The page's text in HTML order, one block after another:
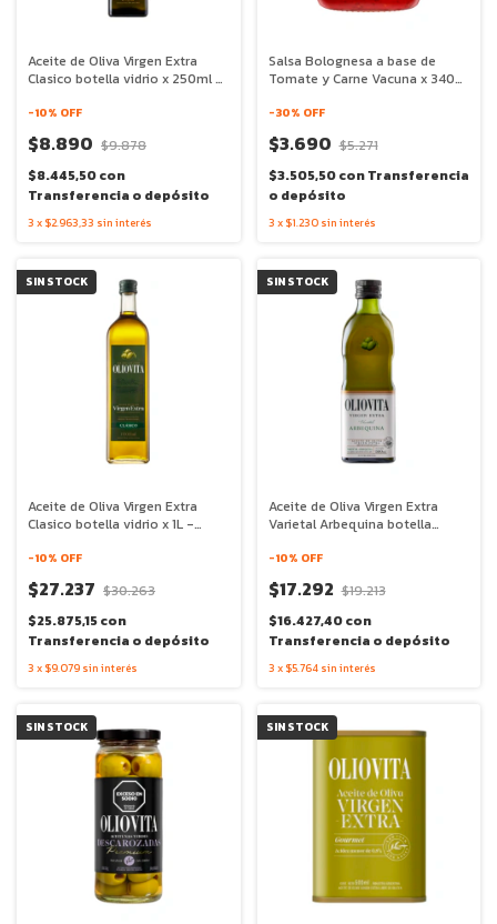
Aceite de Oliva Virgen Extra
Clasico botella vidrio x 250ml -
-10% OFF
$8.890 $9.878
$8.445,50con
Transferencia o depósito
3 x $2.963,33 sin interés
Salsa Bolognesa a base de
Tomate y Carne Vacuna x 340g
-30% OFF
$3.690 $5.271
$3.505,50conTransferencia
o depósito
3 x $1.230 sin interés
SIN STOCK
Aceite de Oliva Virgen Extra
Clasico botella vidrio x 1L -
-10% OFF
$27.237 $30.263
$25.875,15con
Transferencia o depósito
3 x $9.079 sin interés
SIN STOCK
Aceite de Oliva Virgen Extra
Varietal Arbequina botella
-10% OFF
$17.292 $19.213
$16.427,40con
Transferencia o depósito
3 x $5.764 sin interés
SIN STOCK SIN STOCK